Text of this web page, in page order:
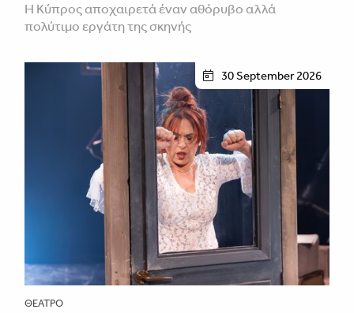
Η Κύπρος αποχαιρετά έναν αθόρυβο αλλά
πολύτιμο εργάτη της σκηνής
30 September 2026
ΘΈΑΤΡΟ